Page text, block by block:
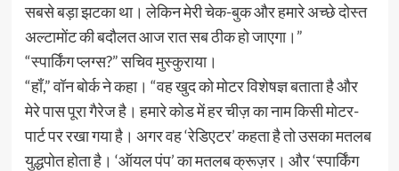
सबसे बड़ा झटका था। लेकिन मेरी चेक-बुक और हमारे अच्छे दोस्त
अल्टामोंट की बदौलत आज रात सब ठीक हो जाएगा।”
“स्पार्किंग प्लग्स?” सचिव मुस्कुराया।
“हाँ,” वॉन बोर्क ने कहा। “वह खुद को मोटर विशेषज्ञ बताता है और
मेरे पास पूरा गैरेज है। हमारे कोड में हर चीज़ का नाम किसी मोटर-
पार्ट पर रखा गया है। अगर वह ‘रेडिएटर’ कहता है तो उसका मतलब
युद्धपोत होता है। ‘ऑयल पंप’ का मतलब क्रूज़र। और ‘स्पार्किंग